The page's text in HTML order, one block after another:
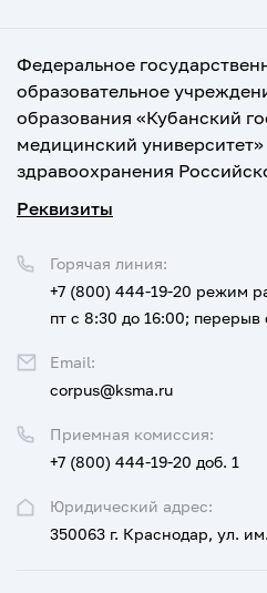
Федеральное
образовательное
образования «Кубанский
медицинский
здравоохранения
Реквизиты
Юридический адрес:
350063 г. Краснодар, ул.
Приемная комиссия:
+7 (800) 444-19-20 доб. 1
Горячая линия:
+7 (800) 444-19-20 режим
пт с 8:30 до 16:00; перерыв
Email:
corpus@ksma.ru